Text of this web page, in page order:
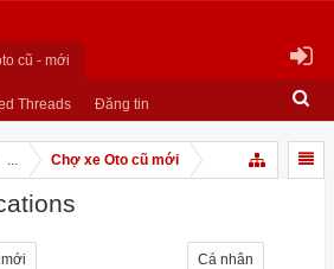
cũ - mới
Threads Đăng tin
... Chợ xe Oto cũ mới
Cá nhân